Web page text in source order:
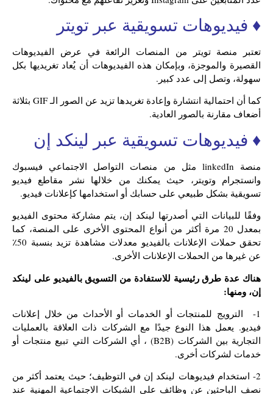
♦ فيديوهات تسويقية عبر تويتر
تعتبر منصة تويتر من المنصات الرائعة في عرض الفيديوهات
القصيرة والموجزة، وبإمكان هذه الفيديوهات أن يُعاد تغريديها بكل
سهولة، وتصل إلى عدد كبير.
كما أن احتمالية انتشارة وإعادة تغريدها تزيد عن الصور الـ GIF بثلاثة
أضعاف مقارنة بالصور العادية.
♦ فيديوهات تسويقية عبر لينكد إن
منصة linkedIn مثل من منصات التواصل الاجتماعي فيسبوك
وانستجرام وتويتر، حيث يمكنك من خلالها نشر مقاطع فيديو
تسويقية بشكل طبيعي على حسابك أو استخدامها كإعلانات فيديو.
وفقًا للبيانات التي أصدرتها لينكد إن، يتم مشاركة محتوى الفيديو
بمعدل 20 مرة أكثر من أنواع المحتوى الأخرى على المنصة، كما
تحقق حملات الإعلانات بالفيديو معدلات مشاهدة تزيد بنسبة 50٪
عن غيرها من الحملات الإعلانات الأخرى.
هناك عدة طرق رئيسية للاستفادة من التسويق بالفيديو على لينكد
إن، ومنها:
1- الترويج للمنتجات أو الخدمات أو الأحداث من خلال إعلانات
فيديو. يعمل هذا النوع جيدًا مع الشركات ذات العلاقة بالعمليات
التجارية بين الشركات (B2B) ، أي الشركات التي تبيع منتجات أو
خدمات لشركات أخرى.
2- استخدام فيديوهات لينكد إن في التوظيف؛ حيث يعتمد أكثر من
نصف الباحثين عن وظائف على الشبكات الاجتماعية المهنية عند